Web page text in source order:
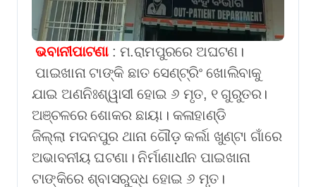
ଭବାନୀପାଟଣା : ମ.ରାମପୁରରେ ଅଘଟଣ।
ପାଇଖାନା ଟାଙ୍କି ଛାତ ସେଣ୍ଟ୍ରିଂ ଖୋଲିବାକୁ
ଯାଇ ଅଣନିଃଶ୍ୱାସୀ ହୋଇ ୬ ମୃତ, ୧ ଗୁରୁତର।
ଅଞ୍ଚଳରେ ଶୋକର ଛାୟା। କଳାହାଣ୍ଡି
ଜିଲ୍ଲା ମଦନପୁର ଥାନା ଗୌଡ଼ କର୍ଲା ଖୁଣ୍ଟା ଗାଁରେ
ଅଭାବନୀୟ ଘଟଣା। ନିର୍ମାଣାଧୀନ ପାଇଖାନା
ଟାଙ୍କିରେ ଶ୍ବାସରୁଦ୍ଧ ହୋଇ ୬ ମୃତ।